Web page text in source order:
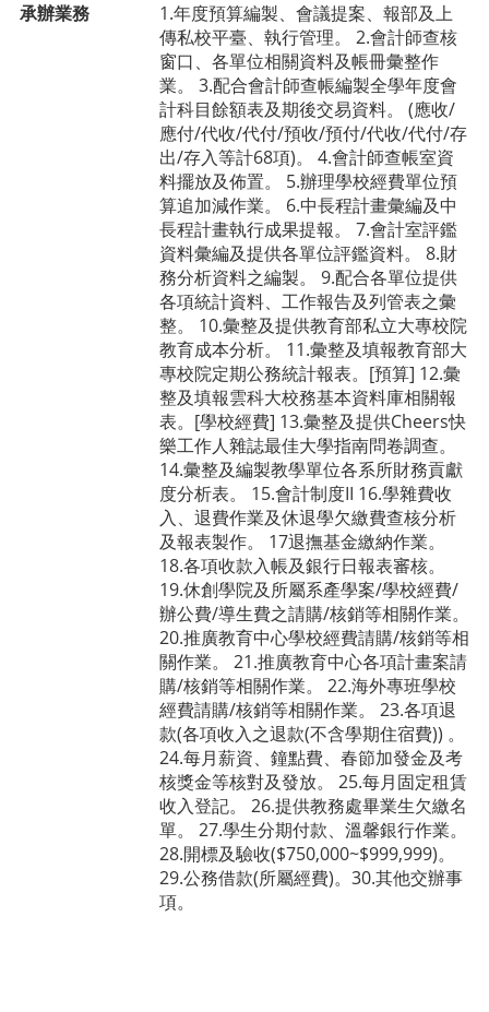
承辦業務
1.年度預算編製、會議提案、報部及上
傳私校平臺、執行管理。 2.會計師查核
窗口、各單位相關資料及帳冊彙整作
業。 3.配合會計師查帳編製全學年度會
計科目餘額表及期後交易資料。 (應收/
應付/代收/代付/預收/預付/代收/代付/存
出/存入等計68項)。 4.會計師查帳室資
料擺放及佈置。 5.辦理學校經費單位預
算追加減作業。 6.中長程計畫彙編及中
長程計畫執行成果提報。 7.會計室評鑑
資料彙編及提供各單位評鑑資料。 8.財
務分析資料之編製。 9.配合各單位提供
各項統計資料、工作報告及列管表之彙
整。 10.彙整及提供教育部私立大專校院
教育成本分析。 11.彙整及填報教育部大
專校院定期公務統計報表。[預算] 12.彙
整及填報雲科大校務基本資料庫相關報
表。[學校經費] 13.彙整及提供Cheers快
樂工作人雜誌最佳大學指南問卷調查。
14.彙整及編製教學單位各系所財務貢獻
度分析表。 15.會計制度II 16.學雜費收
入、退費作業及休退學欠繳費查核分析
及報表製作。 17退撫基金繳納作業。
18.各項收款入帳及銀行日報表審核。
19.休創學院及所屬系產學案/學校經費/
辦公費/導生費之請購/核銷等相關作業。
20.推廣教育中心學校經費請購/核銷等相
關作業。 21.推廣教育中心各項計畫案請
購/核銷等相關作業。 22.海外專班學校
經費請購/核銷等相關作業。 23.各項退
款(各項收入之退款(不含學期住宿費)) 。
24.每月薪資、鐘點費、春節加發金及考
核獎金等核對及發放。 25.每月固定租賃
收入登記。 26.提供教務處畢業生欠繳名
單。 27.學生分期付款、溫馨銀行作業。
28.開標及驗收($750,000~$999,999)。
29.公務借款(所屬經費)。30.其他交辦事
項。